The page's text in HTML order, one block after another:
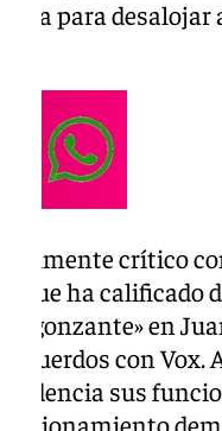
para
crítico
que ha
en
acuerdos con Vox.
sus